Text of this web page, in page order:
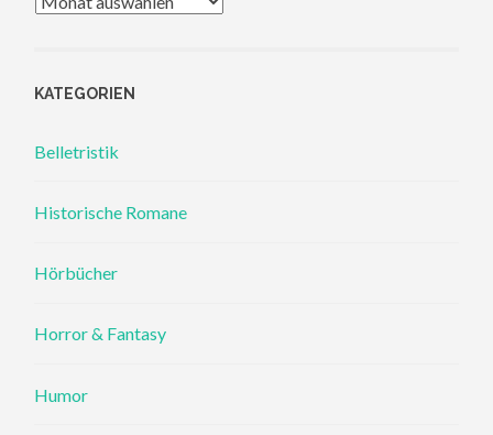
KATEGORIEN
Belletristik
Historische Romane
Hörbücher
Horror & Fantasy
Humor